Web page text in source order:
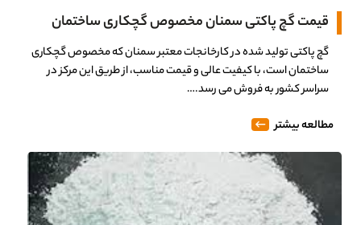
قیمت گچ پاکتی سمنان مخصوص گچکاری ساختمان
گچ پاکتی تولید شده در کارخانجات معتبر سمنان که مخصوص گچکاری
ساختمان است، با کیفیت عالی و قیمت مناسب، از طریق این مرکز در
سراسر کشور به فروش می رسد.…
مطالعه بیشتر